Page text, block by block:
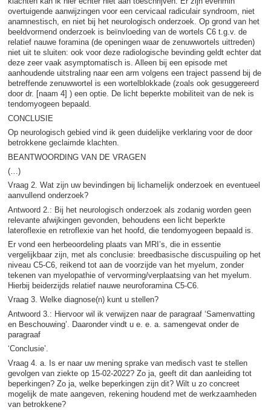
overtuigende aanwijzingen voor een cervicaal radiculair syndroom, niet
anamnestisch, en niet bij het neurologisch onderzoek. Op grond van het
beeldvormend onderzoek is beïnvloeding van de wortels C6 t.g.v. de
relatief nauwe foramina (de openingen waar de zenuwwortels uittreden)
niet uit te sluiten: ook voor deze radiologische bevinding geldt echter dat
deze zeer vaak asymptomatisch is. Alleen bij een episode met
aanhoudende uitstraling naar een arm volgens een traject passend bij de
betreffende zenuwwortel is een wortelblokkade (zoals ook gesuggereerd
door dr. [naam 4] ) een optie. De licht beperkte mobiliteit van de nek is
tendomyogeen bepaald.
CONCLUSIE
Op neurologisch gebied vind ik geen duidelijke verklaring voor de door
betrokkene geclaimde klachten.
BEANTWOORDING VAN DE VRAGEN
(…)
Vraag 2. Wat zijn uw bevindingen bij lichamelijk onderzoek en eventueel
aanvullend onderzoek?
Antwoord 2.: Bij het neurologisch onderzoek als zodanig worden geen
relevante afwijkingen gevonden, behoudens een licht beperkte
lateroflexie en retroflexie van het hoofd, die tendomyogeen bepaald is.
Er vond een herbeoordeling plaats van MRI’s, die in essentie
vergelijkbaar zijn, met als conclusie: breedbasische discuspuiling op het
niveau C5-C6, reikend tot aan de voorzijde van het myelum, zonder
tekenen van myelopathie of vervorming/verplaatsing van het myelum.
Hierbij beiderzijds relatief nauwe neuroforamina C5-C6.
Vraag 3. Welke diagnose(n) kunt u stellen?
Antwoord 3.: Hiervoor wil ik verwijzen naar de paragraaf ‘Samenvatting
en Beschouwing’. Daaronder vindt u e. e. a. samengevat onder de
paragraaf
‘Conclusie’.
Vraag 4. a. Is er naar uw mening sprake van medisch vast te stellen
gevolgen van ziekte op 15-02-2022? Zo ja, geeft dit dan aanleiding tot
beperkingen? Zo ja, welke beperkingen zijn dit? Wilt u zo concreet
mogelijk de mate aangeven, rekening houdend met de werkzaamheden
van betrokkene?